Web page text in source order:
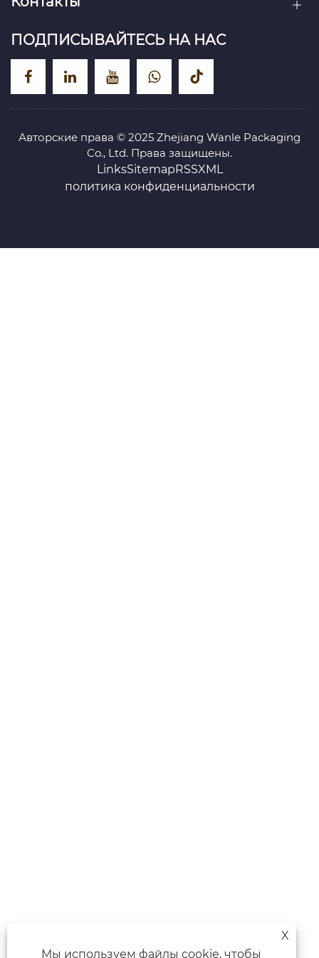
ПОДПИСЫВАЙТЕСЬ НА НАС
Авторские права © 2025 Zhejiang Wanle Packaging
Co., Ltd. Права защищены.
LinksSitemapRSSXML
политика конфиденциальности
X
Мы используем файлы cookie, чтобы